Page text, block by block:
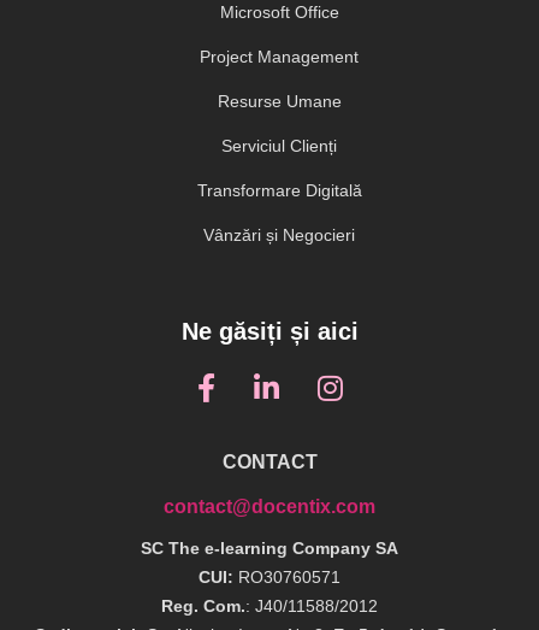
Microsoft Office
Project Management
Resurse Umane
Serviciul Clienți
Transformare Digitală
Vânzări și Negocieri
Ne găsiți și aici
CONTACT
contact@docentix.com
SC The e-learning Company SA
CUI: RO30760571
Reg. Com.: J40/11588/2012